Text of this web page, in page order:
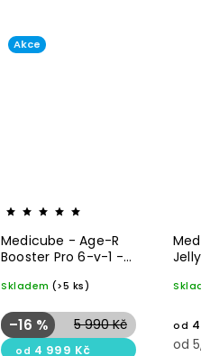
Akce
Medicube - Age-R
Booster Pro 6-v-1 -
pevnost, zářivost a
produktů
Skladem (>5 ks)
5 990 Kč
–16 %
od 4 999 Kč
Jelly
od
od